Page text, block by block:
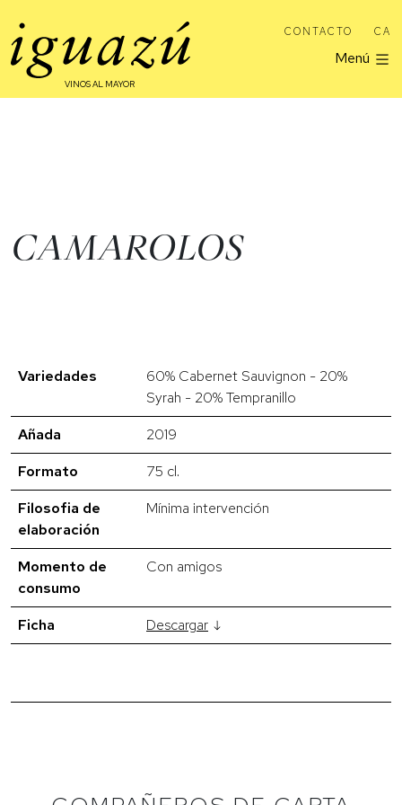
CONTACTO CA
Menú
VINOS AL MAYOR
CAMAROLOS
Variedades
60% Cabernet Sauvignon - 20%
Syrah - 20% Tempranillo
Añada
2019
Formato
75 cl.
Filosofia de
elaboración
Mínima intervención
Momento de
consumo
Con amigos
Ficha Descargar